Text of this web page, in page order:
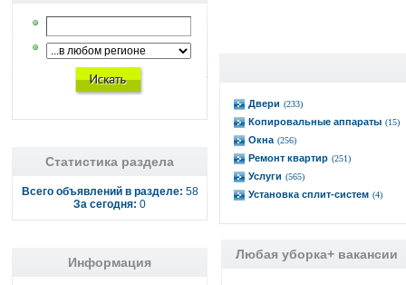
Статистика раздела
Всего объявлений в разделе: 58
За сегодня: 0
Информация
Двери (233)
Копировальные аппараты (15)
Окна (256)
Ремонт квартир (251)
Услуги (565)
Установка сплит-систем (4)
Любая уборка+ вакансии